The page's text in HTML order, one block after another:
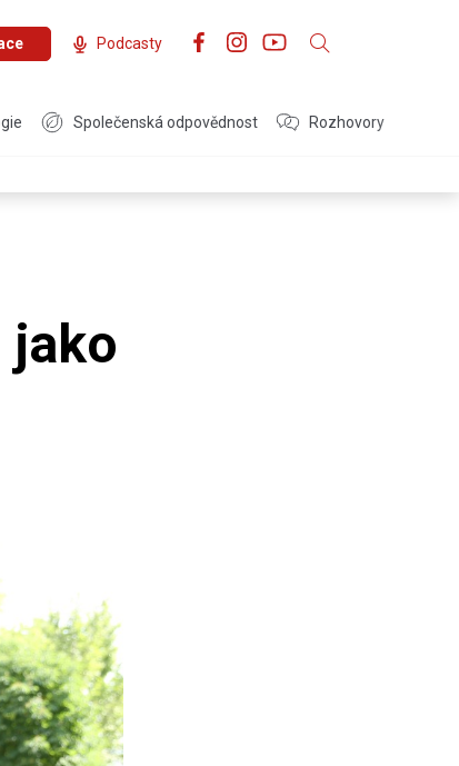
Podcasty
Společenská odpovědnost Rozhovory
jako